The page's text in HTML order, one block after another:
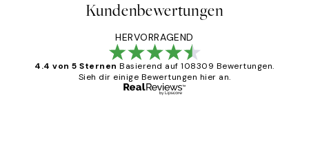
Kundenbewertungen
HERVORRAGEND
4.4 von 5 Sternen Basierend auf 108309 Bewertungen.
Sieh dir einige Bewertungen hier an.